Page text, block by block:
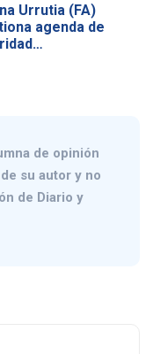
Urrutia (FA)
agenda de
de opinión
su autor y no
de Diario y